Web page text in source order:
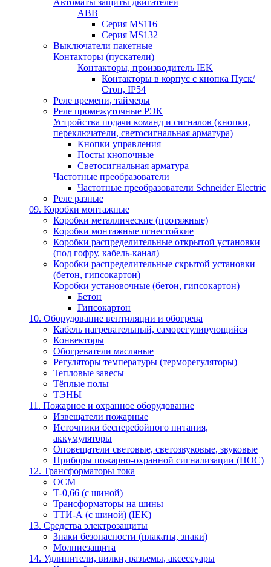
Автоматы защиты двигателей
ABB
Серия MS116
Серия MS132
Выключатели пакетные
Контакторы (пускатели)
Контакторы, производитель IEK
Контакторы в корпус с кнопка Пуск/
Стоп, IP54
Реле времени, таймеры
Реле промежуточные РЭК
Устройства подачи команд и сигналов (кнопки,
переключатели, светосигнальная арматура)
Кнопки управления
Посты кнопочные
Светосигнальная арматура
Частотные преобразователи
Частотные преобразователи Schneider Electric
Реле разные
09. Коробки монтажные
Коробки металлические (протяжные)
Коробки монтажные огнестойкие
Коробки распределительные открытой установки
(под гофру, кабель-канал)
Коробки распределительные скрытой установки
(бетон, гипсокартон)
Коробки установочные (бетон, гипсокартон)
Бетон
Гипсокартон
10. Оборудование вентиляции и обогрева
Кабель нагревательный, саморегулирующийся
Конвекторы
Обогреватели масляные
Регуляторы температуры (терморегуляторы)
Тепловые завесы
Тёплые полы
ТЭНЫ
11. Пожарное и охранное оборудование
Извещатели пожарные
Источники бесперебойного питания,
аккумуляторы
Оповещатели световые, светозвуковые, звуковые
Приборы пожарно-охранной сигнализации (ПОС)
12. Трансформаторы тока
ОСМ
Т-0,66 (с шиной)
Трансформаторы на шины
ТТИ-А (с шиной) (IEK)
13. Средства электрозащиты
Знаки безопасности (плакаты, знаки)
Молниезащита
14. Удлинители, вилки, разъемы, аксессуары